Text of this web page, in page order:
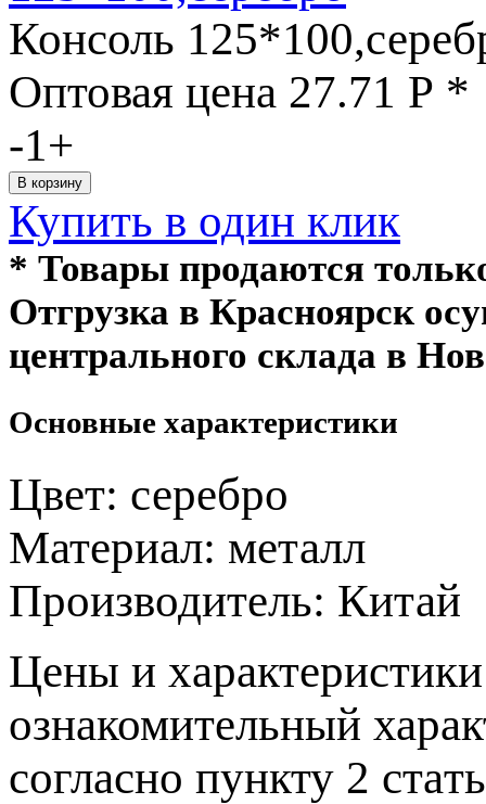
Консоль
Оптовая цена 27.71 Р *
-1+
Купить в один клик
* Товары продаются
Отгрузка в Красноярск
центрального склада в
Основные характеристики
Цвет: серебро
Материал: металл
Производитель: Китай
Цeны и
ознакомительный
согласно пункту 2